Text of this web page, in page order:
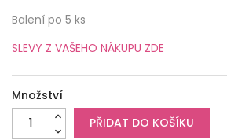
Balení po 5 ks
SLEVY Z VAŠEHO NÁKUPU ZDE
Množství
PŘIDAT DO KOŠÍKU